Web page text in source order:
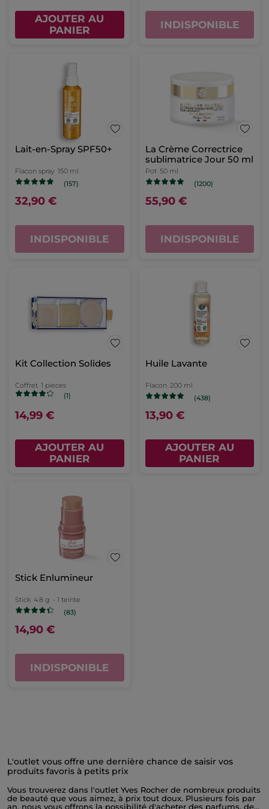
AJOUTER AU
PANIER
INDISPONIBLE
Lait-en-Spray SPF50+
Flacon spray 150 ml
(157)
32,90 €
INDISPONIBLE
La Crème Correctrice
sublimatrice Jour 50 ml
Pot 50 ml
(1200)
55,90 €
INDISPONIBLE
Kit Collection Solides
Coffret 1 pieces
(1)
14,99 €
AJOUTER AU
PANIER
Huile Lavante
Flacon 200 ml
(438)
13,90 €
AJOUTER AU
PANIER
Stick Enlumineur
Stick 4.8 g - 1 teinte
(83)
14,90 €
INDISPONIBLE
L'outlet vous offre une dernière chance de saisir vos
produits favoris à petits prix
Vous trouverez dans l'outlet Yves Rocher de nombreux produits
de beauté que vous aimez, à prix tout doux. Plusieurs fois par
an, nous vous offrons la possibilité d'acheter des parfums, des